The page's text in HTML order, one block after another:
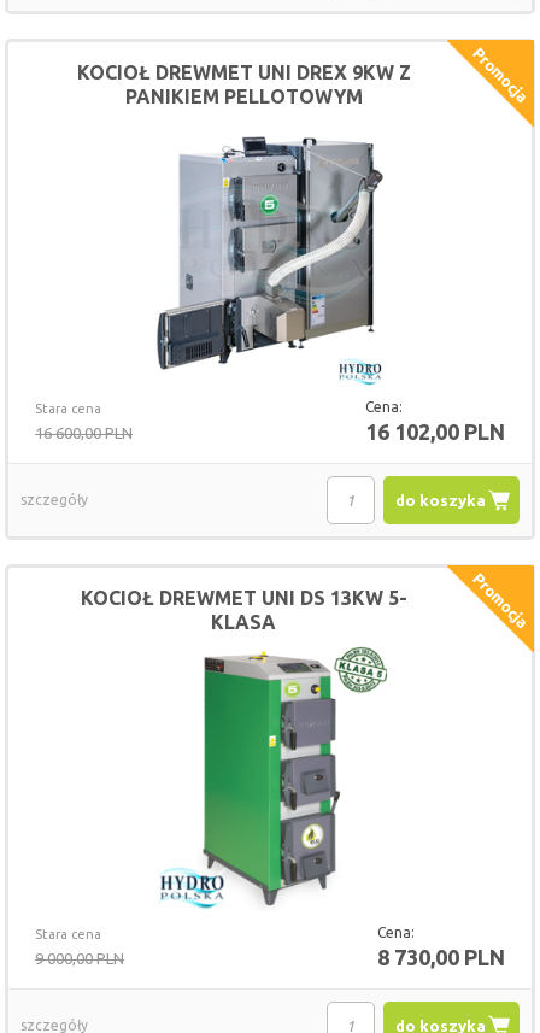
Stara cena
16 600,00 PLN
Cena:
16 102,00 PLN
KOCIOŁ DREWMET UNI DREX 9KW Z
PANIKIEM PELLOTOWYM
do koszyka
szczegóły
Stara cena
9 000,00 PLN
Cena:
8 730,00 PLN
KOCIOŁ DREWMET UNI DS 13KW 5-
KLASA
do koszyka
szczegóły